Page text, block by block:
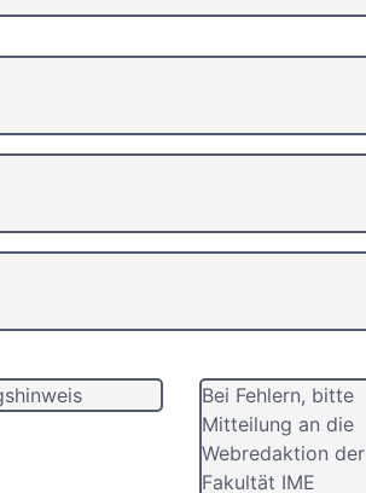
Bei Fehlern, bitte
Mitteilung an die
Webredaktion der
Fakultät IME